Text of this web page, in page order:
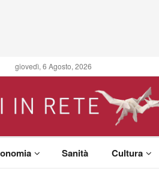
giovedì, 6 Agosto, 2026
Sanità Cultura